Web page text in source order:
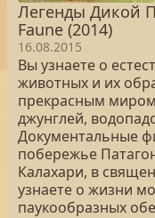
Легенды Дикой
Faune (2014)
16.08.2015
Вы узнаете о
животных и их
прекрасным миром
джунглей,
Документальные
побережье
Калахари, в
узнаете о жизни
паукообразных